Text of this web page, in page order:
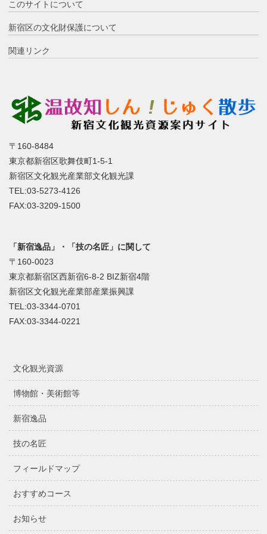
このサイトについて
新宿区の文化財保護について
関連リンク
〒160-8484
東京都新宿区歌舞伎町1-5-1
新宿区文化観光産業部文化観光課
TEL:03-5273-4126
FAX:03-3209-1500
「新宿逸品」・「技の名匠」に関して
〒160-0023
東京都新宿区西新宿6-8-2 BIZ新宿4階
新宿区文化観光産業部産業振興課
TEL:03-3344-0701
FAX:03-3344-0221
文化観光資源
博物館・美術館等
新宿逸品
技の名匠
フィールドマップ
おすすめコース
お知らせ